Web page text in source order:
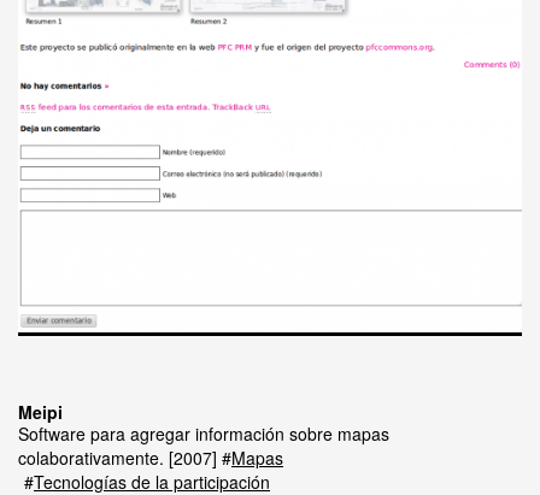
Meipi
Software para agregar información sobre mapas
colaborativamente. 2007
Mapas
Tecnologías de la participación